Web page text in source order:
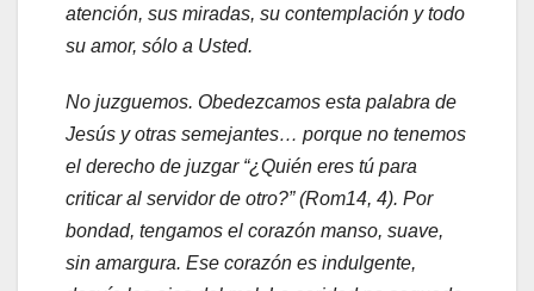
atención, sus miradas, su contemplación y todo
su amor, sólo a Usted.
No juzguemos. Obedezcamos esta palabra de
Jesús y otras semejantes… porque no tenemos
el derecho de juzgar “¿Quién eres tú para
criticar al servidor de otro?” (Rom14, 4). Por
bondad, tengamos el corazón manso, suave,
sin amargura. Ese corazón es indulgente,